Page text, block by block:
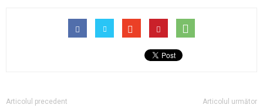
Articolul precedent Articolul următor